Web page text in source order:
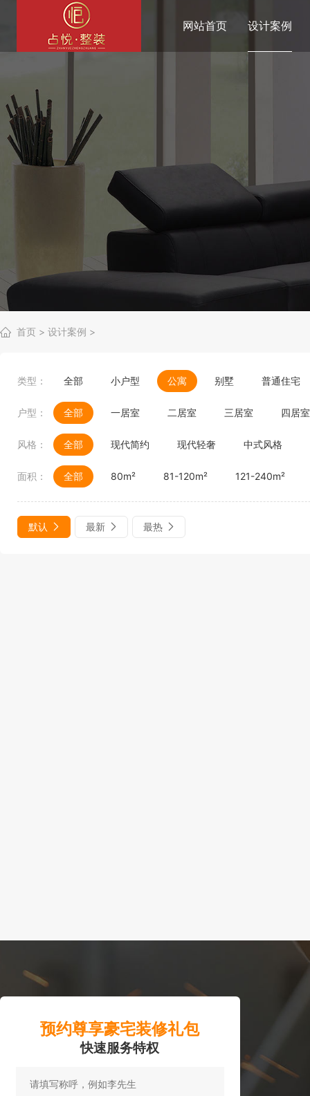
网站首页 设计案例
首页 > 设计案例 >
类型： 全部 小户型 公寓 别墅 普通住宅
户型： 全部 一居室 二居室 三居室 四居室
风格： 全部 现代简约 现代轻奢 中式风格
面积： 全部 80m² 81-120m² 121-240m²
默认 最新 最热
预约尊享豪宅装修礼包
快速服务特权